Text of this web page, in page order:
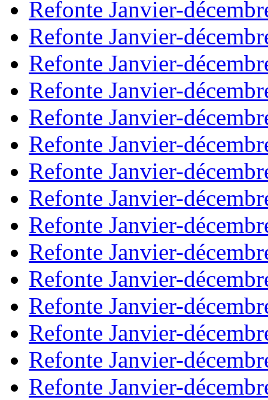
Refonte Janvier-
Refonte Janvier-
Refonte Janvier-
Refonte Janvier-
Refonte Janvier-
Refonte Janvier-
Refonte Janvier-
Refonte Janvier-
Refonte Janvier-
Refonte Janvier-
Refonte Janvier-
Refonte Janvier-
Refonte Janvier-
Refonte Janvier-
Refonte Janvier-